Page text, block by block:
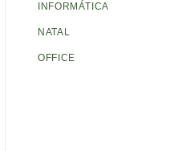
INFORMÁTICA
NATAL
OFFICE